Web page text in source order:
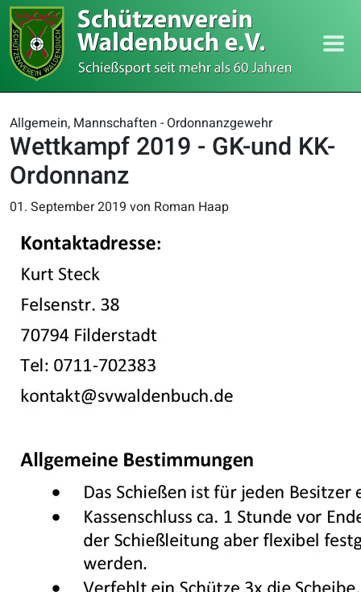
Allgemein, Mannschaften - Ordonnanzgewehr
Wettkampf 2019 - GK-und KK-
Ordonnanz
01. September 2019 von Roman Haap